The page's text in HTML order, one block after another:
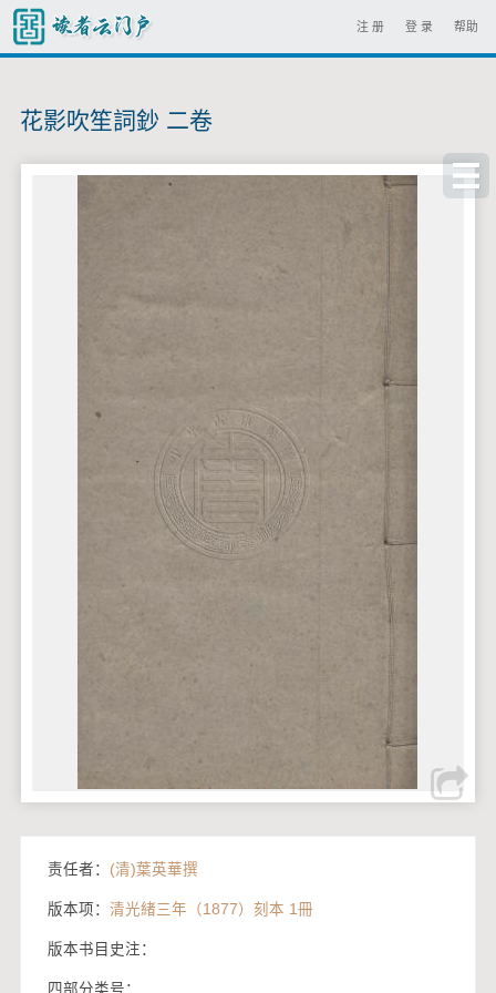
帮助
登 录
注 册
花影吹笙詞鈔 二卷
责任者： (清)葉英華撰
版本项： 清光緒三年（1877）刻本 1冊
版本书目史注：
四部分类号：